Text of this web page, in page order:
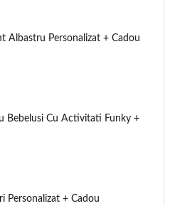
Albastru Personalizat + Cadou
Bebelusi Cu Activitati Funky +
Personalizat + Cadou